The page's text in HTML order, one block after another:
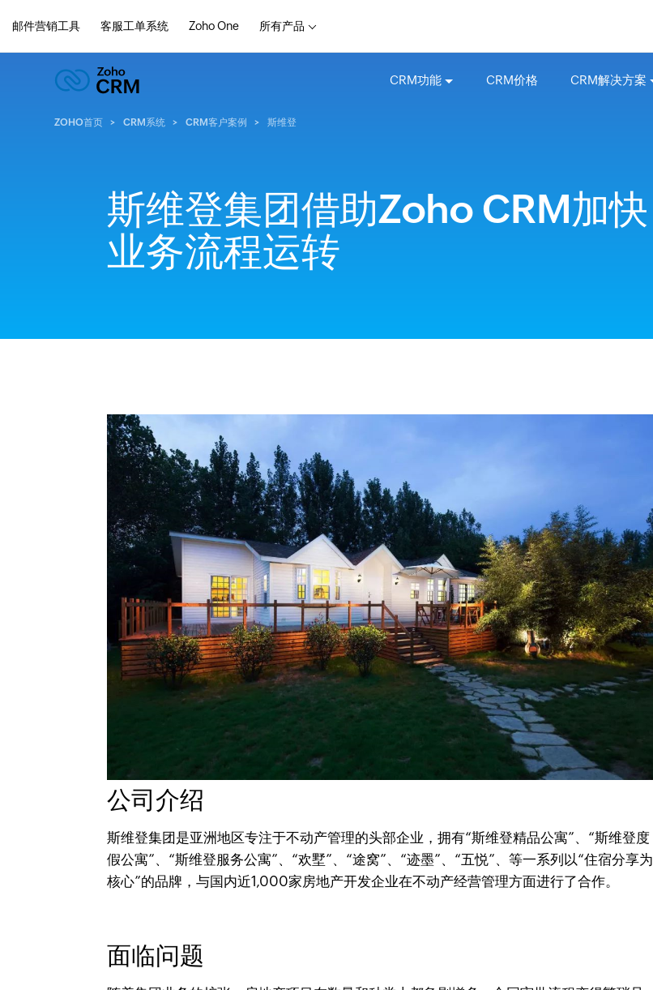
邮件营销工具 客服工单系统 Zoho One 所有产品
CRM功能 CRM价格 CRM解决方案
ZOHO首页 CRM系统 CRM客户案例 斯维登
斯维登集团借助Zoho CRM加快
业务流程运转
公司介绍
斯维登集团是亚洲地区专注于不动产管理的头部企业，拥有“斯维登精品公寓”、“斯维登度
假公寓”、“斯维登服务公寓”、“欢墅”、“途窝”、“迹墨”、“五悦”、等一系列以“住宿分享为
核心”的品牌，与国内近1,000家房地产开发企业在不动产经营管理方面进行了合作。​​
面临问题